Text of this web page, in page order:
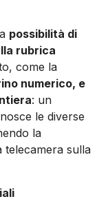
possibilità di
rubrica
come la
numerico, e
: un
le diverse
la
telecamera sulla